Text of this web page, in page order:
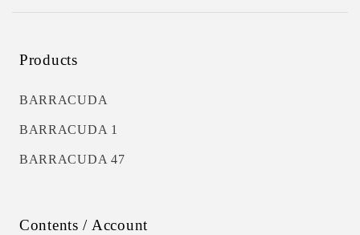
Products
BARRACUDA
BARRACUDA 1
BARRACUDA 47
Contents / Account